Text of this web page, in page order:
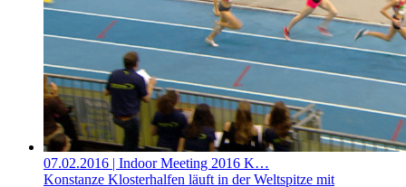
07.02.2016 | Indoor Meeting 2016 K…
Konstanze Klosterhalfen läuft in der Weltspitze mit